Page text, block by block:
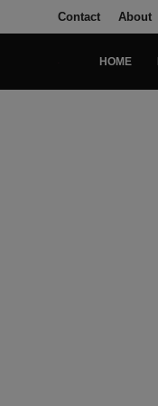
Contact About
HOME